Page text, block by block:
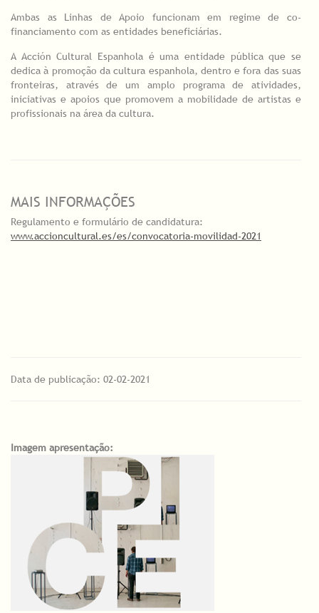
Ambas as Linhas de Apoio funcionam em regime de co-
financiamento com as entidades beneficiárias.
A Acción Cultural Espanhola é uma entidade pública que se
dedica à promoção da cultura espanhola, dentro e fora das suas
fronteiras, através de um amplo programa de atividades,
iniciativas e apoios que promovem a mobilidade de artistas e
profissionais na área da cultura.
MAIS INFORMAÇÕES
Regulamento e formulário de candidatura:
www.accioncultural.es/es/convocatoria-movilidad-2021
Data de publicação: 02-02-2021
Imagem apresentação: